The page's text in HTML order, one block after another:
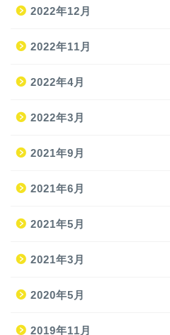
2022年12月
2022年11月
2022年4月
2022年3月
2021年9月
2021年6月
2021年5月
2021年3月
2020年5月
2019年11月